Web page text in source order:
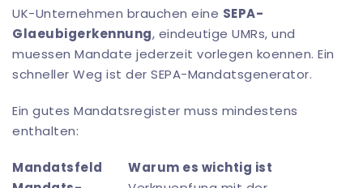
UK-Unternehmen brauchen eine SEPA-
Glaeubigerkennung, eindeutige UMRs, und
muessen Mandate jederzeit vorlegen koennen. Ein
schneller Weg ist der SEPA-Mandatsgenerator.
Ein gutes Mandatsregister muss mindestens
enthalten:
Mandatsfeld
Warum es wichtig ist